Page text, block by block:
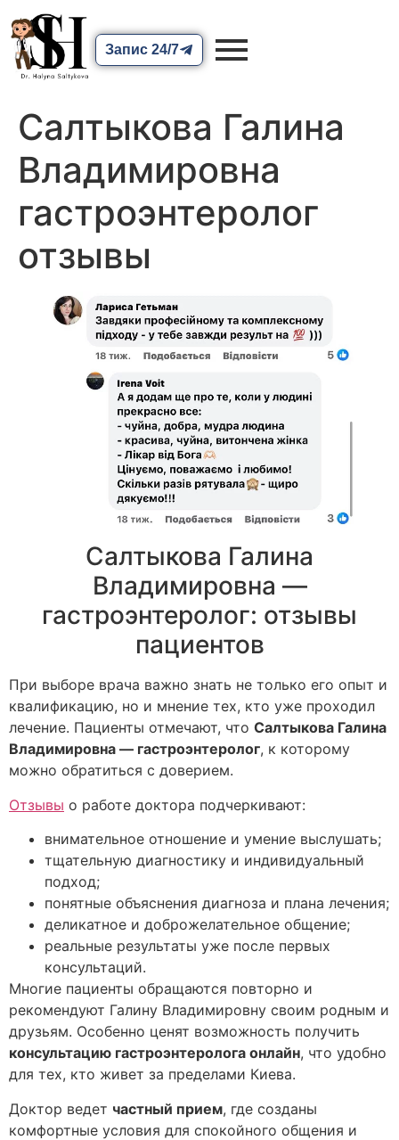
Запис 24/7
Салтыкова Галина
Владимировна
гастроэнтеролог
отзывы
Салтыкова Галина
Владимировна —
гастроэнтеролог: отзывы
пациентов
При выборе врача важно знать не только его опыт и
квалификацию, но и мнение тех, кто уже проходил
лечение. Пациенты отмечают, что Салтыкова Галина
Владимировна — гастроэнтеролог, к которому
можно обратиться с доверием.
Отзывы о работе доктора подчеркивают:
внимательное отношение и умение выслушать;
тщательную диагностику и индивидуальный
подход;
понятные объяснения диагноза и плана лечения;
деликатное и доброжелательное общение;
реальные результаты уже после первых
консультаций.
Многие пациенты обращаются повторно и
рекомендуют Галину Владимировну своим родным и
друзьям. Особенно ценят возможность получить
консультацию гастроэнтеролога онлайн, что удобно
для тех, кто живет за пределами Киева.
Доктор ведет частный прием, где созданы
комфортные условия для спокойного общения и